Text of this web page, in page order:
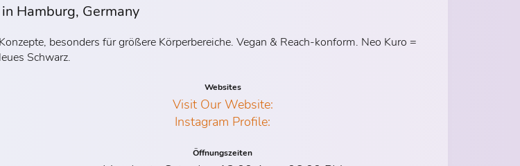
Hamburg, Germany
besonders für größere Körperbereiche. Vegan & Reach-konform. Neo Kuro =
Schwarz.
Websites
Visit Our Website:
Instagram Profile:
Öffnungszeiten